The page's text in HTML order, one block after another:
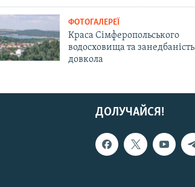
ФОТОГАЛЕРЕЇ
Краса Сімферопольського
водосховища та занедбаність
довкола
ДОЛУЧАЙСЯ!